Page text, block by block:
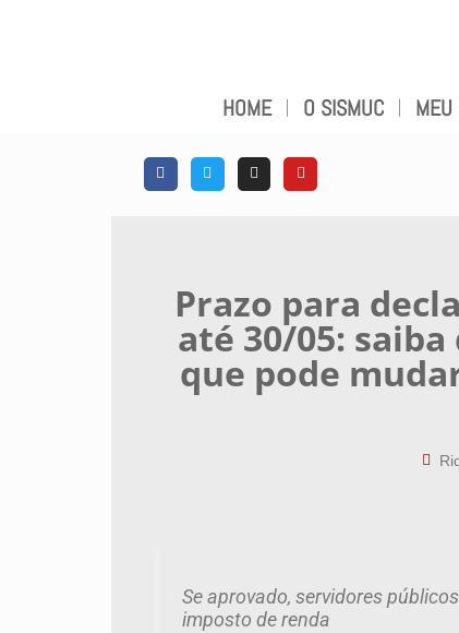
HOME O SISMUC MEU
Prazo para
até 30/05:
que pode
Se aprovado, servidores
imposto de renda